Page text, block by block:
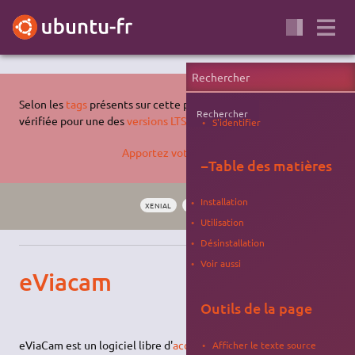
Selon les tags présents sur cette page, celle-ci n'a pas été
vérifiée pour une desversions LTS supportées d'Ubuntu
Apportez votre aide…
XENIAL ACCESSIBILITÉ
eViacam
eViaCam est un logiciel libre d'accessibilitéqui permet de
Rechercher
S'identifier
−Table des matières
Installation
Utilisation
Désinstallation
Voir aussi
Outils de la page
Afficher le texte source